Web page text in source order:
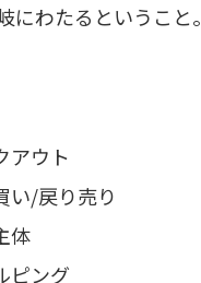
にわたるということ。
アウト
い/戻り売り
体
ピング